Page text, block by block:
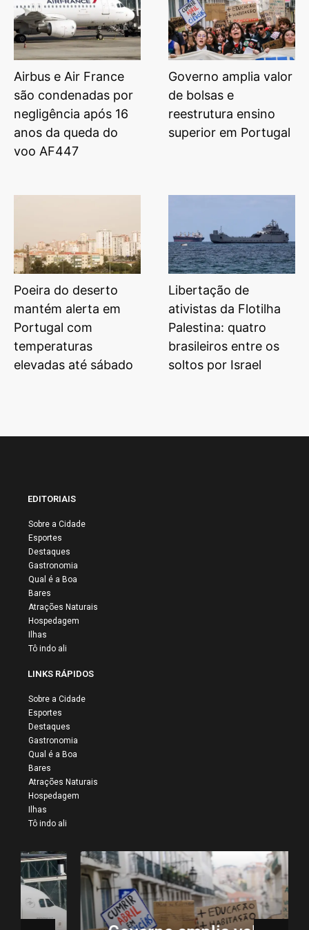
Airbus e Air France
são condenadas por
negligência após 16
anos da queda do
voo AF447
Governo amplia valor
de bolsas e
reestrutura ensino
superior em Portugal
Poeira do deserto
mantém alerta em
Portugal com
temperaturas
elevadas até sábado
Libertação de
ativistas da Flotilha
Palestina: quatro
brasileiros entre os
soltos por Israel
EDITORIAIS
Sobre a Cidade
Esportes
Destaques
Gastronomia
Qual é a Boa
Bares
Atrações Naturais
Hospedagem
Ilhas
Tô indo ali
LINKS RÁPIDOS
Sobre a Cidade
Esportes
Destaques
Gastronomia
Qual é a Boa
Bares
Atrações Naturais
Hospedagem
Ilhas
Tô indo ali